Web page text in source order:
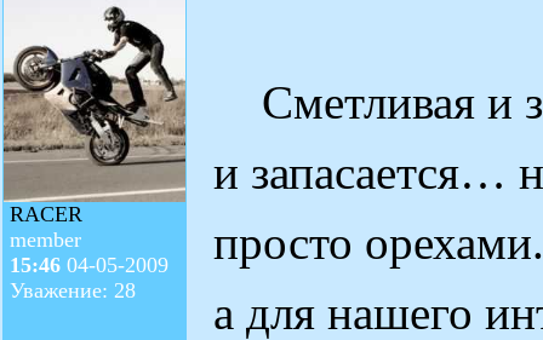
RACER
member
15:46 04-05-2009
Уважение: 28
Сметливая и
и запасается…
просто
а для нашего